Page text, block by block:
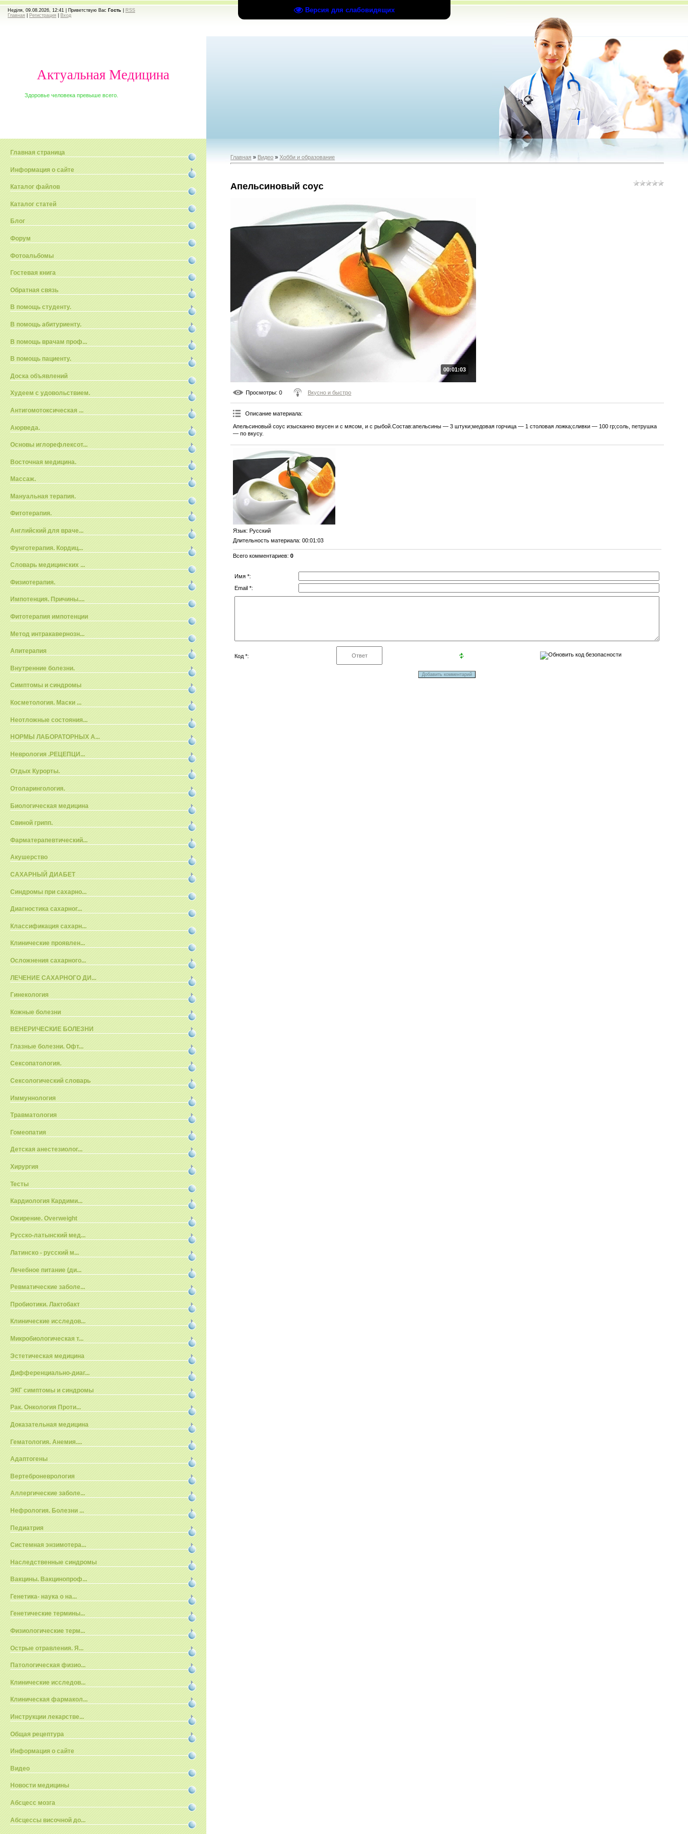
Версия для слабовидящих
Неділя, 09.08.2026, 12:41 | Приветствую Вас Гость
RSS
Главная
Регистрация Вход
Актуальная Медицина
Здоровье человека превыше всего.
Главная страница
Информация о сайте
Каталог файлов
Каталог статей
Блог
Форум
Фотоальбомы
Гостевая книга
Обратная связь
В помощь студенту.
В помощь абитуриенту.
В помощь врачам проф...
В помощь пациенту.
Доска объявлений
Худеем с удовольствием.
Антигомотоксическая ...
Аюрведа.
Основы иглорефлексот...
Восточная медицина.
Массаж.
Мануальная терапия.
Фитотерапия.
Английский для враче...
Фунготерапия. Кордиц...
Словарь медицинских ...
Физиотерапия.
Импотенция. Причины....
Фитотерапия импотенции
Метод интракавернозн...
Апитерапия
Внутренние болезни.
Симптомы и синдромы
Косметология. Маски ...
Неотложные состояния...
НОРМЫ ЛАБОРАТОРНЫХ А...
Неврология .РЕЦЕПЦИ...
Отдых Курорты.
Отоларингология.
Биологическая медицина
Свиной грипп.
Фарматерапевтический...
Акушерство
САХАРНЫЙ ДИАБЕТ
Синдромы при сахарно...
Диагностика сахарног...
Классификация сахарн...
Клинические проявлен...
Осложнения сахарного...
ЛЕЧЕНИЕ САХАРНОГО ДИ...
Гинекология
Кожные болезни
ВЕНЕРИЧЕСКИЕ БОЛЕЗНИ
Глазные болезни. Офт...
Сексопатология.
Сексологический словарь
Иммуннология
Травматология
Гомеопатия
Детская анестезиолог...
Хирургия
Тесты
Кардиология Кардими...
Ожирение. Overweight
Русско-латынский мед...
Латинско - русский м...
Лечебное питание (ди...
Ревматические заболе...
Пробиотики. Лактобакт
Клинические исследов...
Микробиологическая т...
Эстетическая медицина
Дифференциально-диаг...
ЭКГ симптомы и синдромы
Рак. Онкология Проти...
Доказательная медицина
Гематология. Анемия....
Адаптогены
Вертеброневрология
Аллергические заболе...
Нефрология. Болезни ...
Педиатрия
Системная энзимотера...
Наследственные синдромы
Вакцины. Вакцинопроф...
Генетика- наука о на...
Генетические термины...
Физиологические терм...
Острые отравления. Я...
Патологическая физио...
Клинические исследов...
Клиническая фармакол...
Инструкции лекарстве...
Общая рецептура
Информация о сайте
Видео
Новости медицины
Абсцесс мозга
Абсцессы височной до...
Главная » Видео »Хобби и образование
Апельсиновый соус
00:01:03
Просмотры: 0 Вкусно и быстро
Описание материала:
Апельсиновый соус изысканно вкусен и с мясом, и с рыбой.Состав:апельсины — 3 штуки;медовая горчица — 1 столовая ложка;сливки — 100 гр;соль, петрушка
— по вкусу.
Язык: Русский
Длительность материала: 00:01:03
Всего комментариев:0
Имя *:
Email *:
Код *: